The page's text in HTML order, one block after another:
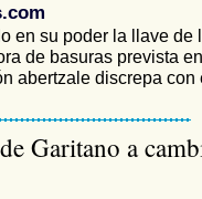
en su poder la llave de
de basuras prevista
abertzale discrepa con
Garitano a